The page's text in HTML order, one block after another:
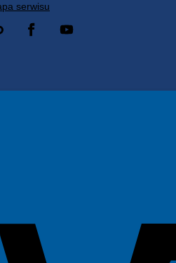
serwisu